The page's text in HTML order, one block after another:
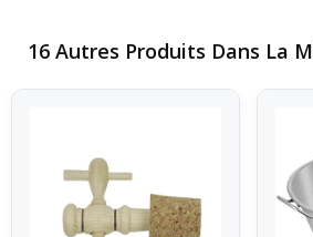
16 Autres Produits Dans La